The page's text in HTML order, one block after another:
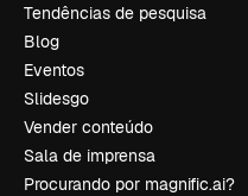
Tendências de pesquisa
Blog
Eventos
Slidesgo
Vender conteúdo
Sala de imprensa
Procurando por magnific.ai?